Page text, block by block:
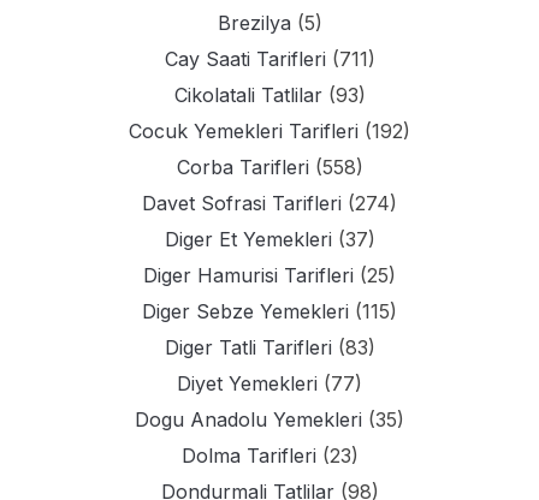
Brezilya (5)
Cay Saati Tarifleri (711)
Cikolatali Tatlilar(93)
Cocuk Yemekleri Tarifleri (192)
Corba Tarifleri (558)
Davet Sofrasi Tarifleri (274)
Diger Et Yemekleri (37)
Diger Hamurisi Tarifleri (25)
Diger Sebze Yemekleri (115)
Diger Tatli Tarifleri (83)
Diyet Yemekleri (77)
Dogu Anadolu Yemekleri (35)
Dolma Tarifleri (23)
Dondurmali Tatlilar(98)